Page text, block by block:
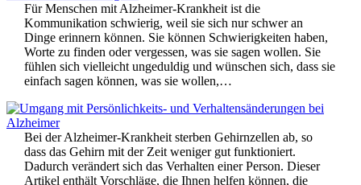
Für Menschen mit Alzheimer-Krankheit ist die
Kommunikation schwierig, weil sie sich nur schwer an
Dinge erinnern können. Sie können Schwierigkeiten haben,
Worte zu finden oder vergessen, was sie sagen wollen. Sie
fühlen sich vielleicht ungeduldig und wünschen sich, dass sie
einfach sagen können, was sie wollen,…
Bei der Alzheimer-Krankheit sterben Gehirnzellen ab, so
dass das Gehirn mit der Zeit weniger gut funktioniert.
Dadurch verändert sich das Verhalten einer Person. Dieser
Artikel enthält Vorschläge, die Ihnen helfen können, die